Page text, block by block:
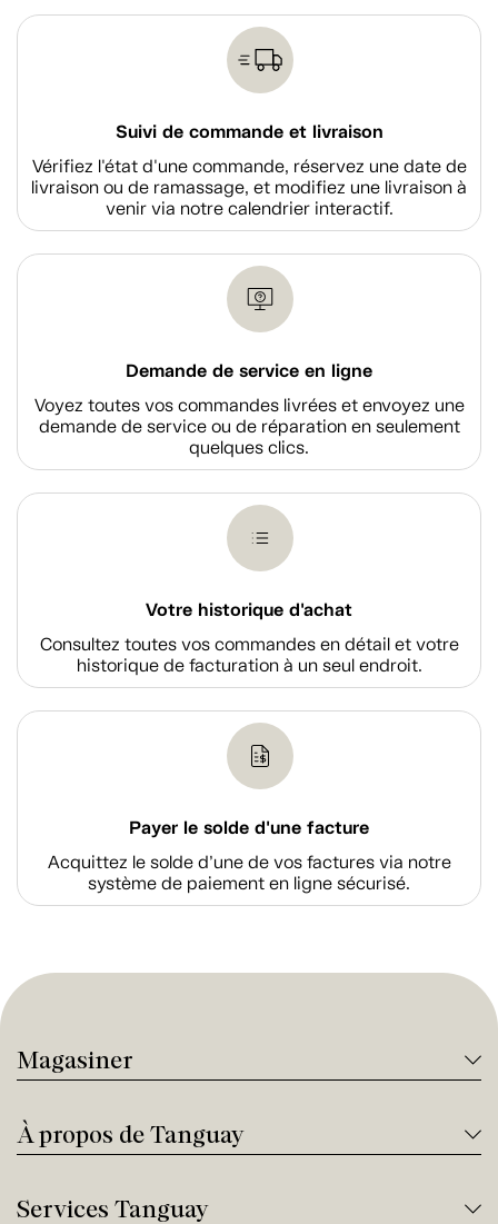
Suivi de commande et livraison
Vérifiez l'état d'une commande, réservez une date de
livraison ou de ramassage, et modifiez une livraison à
venir via notre calendrier interactif.
Demande de service en ligne
Voyez toutes vos commandes livrées et envoyez une
demande de service ou de réparation en seulement
quelques clics.
Votre historique d'achat
Consultez toutes vos commandes en détail et votre
historique de facturation à un seul endroit.
Payer le solde d'une facture
Acquittez le solde d’une de vos factures via notre
système de paiement en ligne sécurisé.
Magasiner
À propos de Tanguay
Services Tanguay